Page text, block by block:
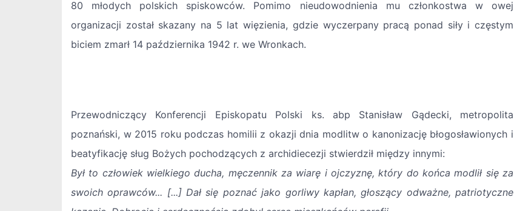
80 młodych polskich spiskowców. Pomimo nieudowodnienia mu członkostwa w owej
organizacji został skazany na 5 lat więzienia, gdzie wyczerpany pracą ponad siły i częstym
biciem zmarł 14 października 1942 r. we Wronkach.
Przewodniczący Konferencji Episkopatu Polski ks. abp Stanisław Gądecki, metropolita
poznański, w 2015 roku podczas homilii z okazji dnia modlitw o kanonizację błogosławionych i
beatyfikację sług Bożych pochodzących z archidiecezji stwierdził między innymi:
Był to człowiek wielkiego ducha, męczennik za wiarę i ojczyznę, który do końca modlił się za
swoich oprawców... [...] Dał się poznać jako gorliwy kapłan, głoszący odważne, patriotyczne